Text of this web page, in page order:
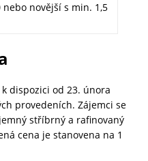
novější s min. 1,5
dispozici od 23. února
provedeních. Zájemci se
stříbrný a rafinovaný
cena je stanovena na 1